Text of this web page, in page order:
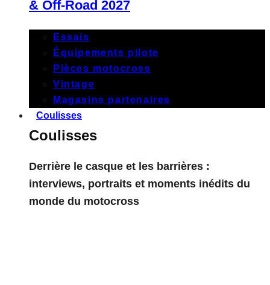
& Off-Road 2027
Essais
Équipements pilote
Pièces motocross
Vintage
Magasins partenaires
Coulisses
Coulisses
Derrière le casque et les barrières :
interviews, portraits et moments inédits du
monde du motocross